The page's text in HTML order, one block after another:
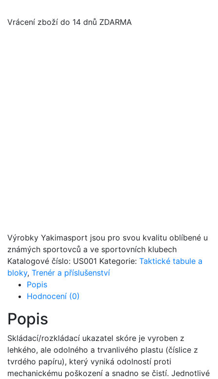
Vrácení zboží do 14 dnů ZDARMA
Výrobky Yakimasport jsou pro svou kvalitu oblíbené u
známých sportovců a ve sportovních klubech
Katalogové číslo: US001 Kategorie: Taktické tabule a
bloky, Trenér a příslušenství
Popis
Hodnocení (0)
Popis
Skládací/rozkládací ukazatel skóre je vyroben z
lehkého, ale odolného a trvanlivého plastu (číslice z
tvrdého papíru), který vyniká odolností proti
mechanickému poškození a snadno se čistí. Jednotlivé